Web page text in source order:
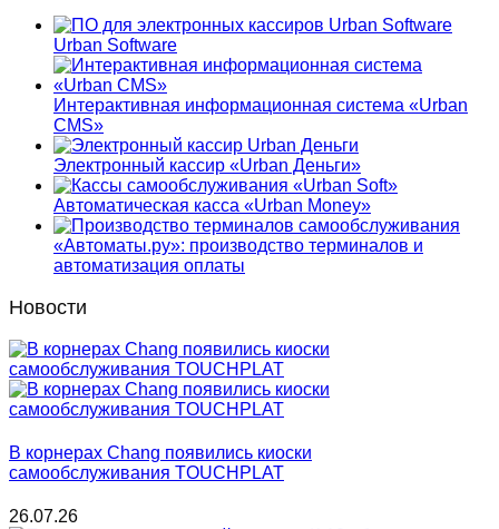
Urban Software
Интерактивная информационная система «Urban
CMS»
Электронный кассир «Urban Деньги»
Автоматическая касса «Urban Money»
«Автоматы.ру»: производство терминалов и
автоматизация оплаты
Новости
В корнерах Chang появились киоски
самообслуживания TOUCHPLAT
26.07.26